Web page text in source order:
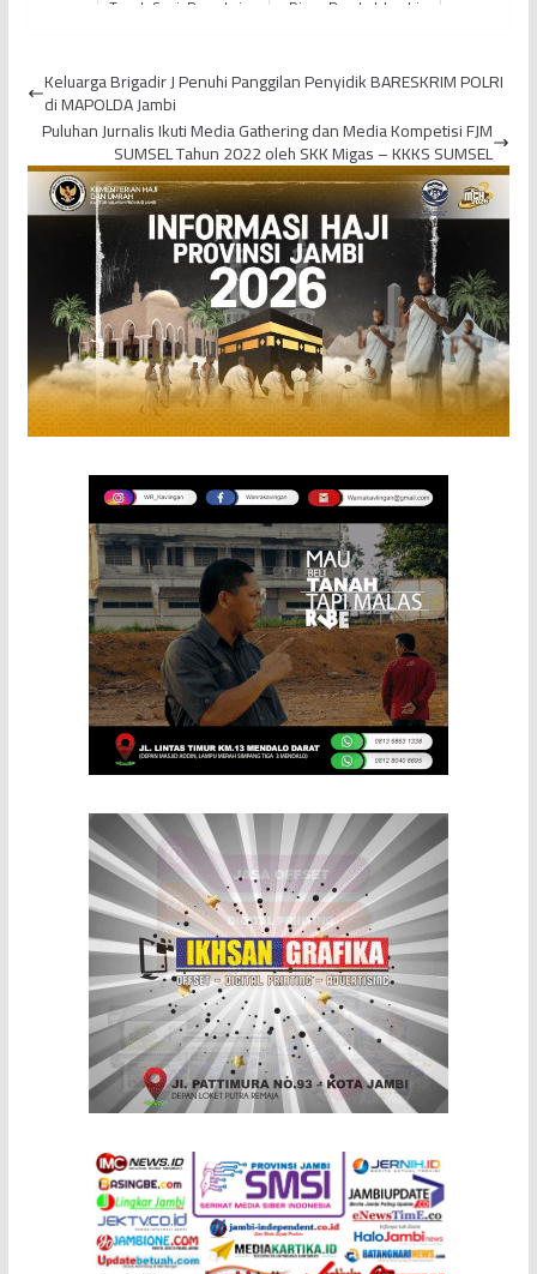
Tanah Suci, Pemakaian
E...
Dinas Pemkot Jambi
Keluarga Brigadir J Penuhi Panggilan Penyidik BARESKRIM POLRI
di MAPOLDA Jambi
Puluhan Jurnalis Ikuti Media Gathering dan Media Kompetisi FJM
SUMSEL Tahun 2022 oleh SKK Migas – KKKS SUMSEL